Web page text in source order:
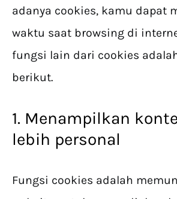
adanya cookies, kamu dapat
waktu saat browsing di
fungsi lain dari cookies
berikut.
1. Menampilkan
lebih personal
Fungsi cookies adalah